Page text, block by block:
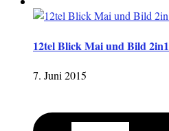
12tel Blick Mai und Bild 2in1
7. Juni 2015